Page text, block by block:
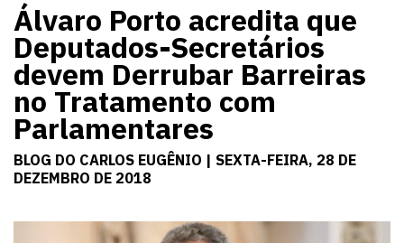
Álvaro Porto acredita que
Deputados-Secretários
devem Derrubar Barreiras
no Tratamento com
Parlamentares
BLOG DO CARLOS EUGÊNIO | SEXTA-FEIRA, 28 DE
DEZEMBRO DE 2018